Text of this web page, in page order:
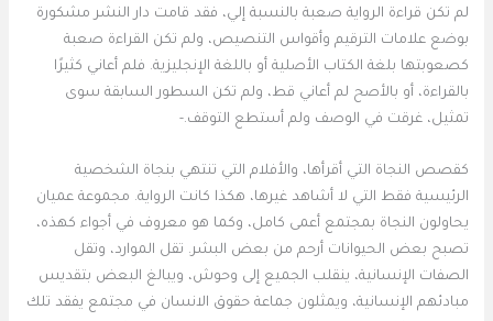
لم تكن قراءة الرواية صعبة بالنسبة إلي، فقد قامت دار النشر مشكورة
بوضع علامات الترقيم وأقواس التنصيص، ولم تكن القراءة صعبة
كصعوبتها بلغة الكتاب الأصلية أو باللغة الإنجليزية. فلم أعاني كثيرًا
بالقراءة، أو بالأصح لم أعاني قط، ولم تكن السطور السابقة سوى
تمثيل، غرقت في الوصف ولم أستطع التوقف.-
كقصص النجاة التي أقرأها، والأفلام التي تنتهي بنجاة الشخصية
الرئيسية فقط التي لا أشاهد غيرها، هكذا كانت الرواية. مجموعة عميان
يحاولون النجاة بمجتمع أعمى كامل، وكما هو معروف في أجواء كهذه،
تصبح بعض الحيوانات أرحم من بعض البشر. تقل الموارد، وتقل
الصفات الإنسانية، ينقلب الجميع إلى وحوش، ويبالغ البعض بتقديس
مبادئهم الإنسانية، ويمثلون جماعة حقوق الانسان في مجتمع يفقد تلك